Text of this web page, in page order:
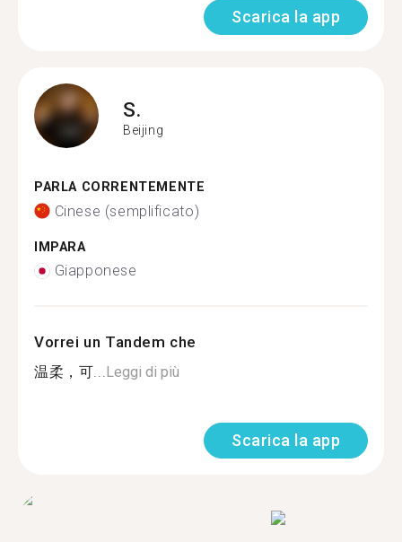
Scarica la app
S.
Beijing
PARLA CORRENTEMENTE
Cinese (semplificato)
IMPARA
Giapponese
Vorrei un Tandem che
温柔，可...Leggi di più
Scarica la app